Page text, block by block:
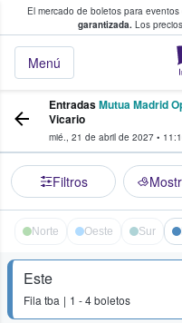
El mercado de boletos para
garantizada. Los
Menú
fans compran
EntradasMutua Madrid
Vicario
mié., 21 de abril de 2027 •
Filtros
Norte Oeste Sur
Este
Fila tba 1 - 4 boletos